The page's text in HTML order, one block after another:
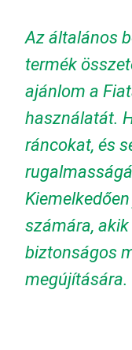
Az általános
termék
ajánlom a
használatát.
ráncokat, és
számára,
biztonságos
megújítására.